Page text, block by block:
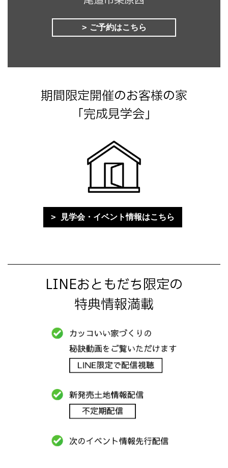
ご予約はこちら
期間限定開催のお客様の家
「完成見学会」
見学会・イベント情報はこちら
LINEおともだち限定の
特典情報満載